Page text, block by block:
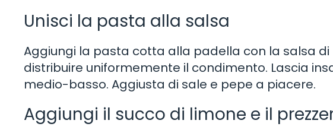
Unisci la pasta alla salsa
Aggiungi la pasta cotta alla padella con la salsa
distribuire uniformemente il condimento. Lascia
medio-basso. Aggiusta di sale e pepe a piacere.
Aggiungi il succo di limone e il